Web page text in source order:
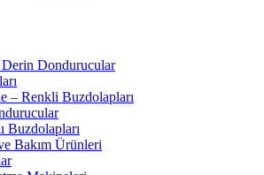
Derin Dondurucular
– Renkli Buzdolapları
Buzdolapları
Bakım Ürünleri